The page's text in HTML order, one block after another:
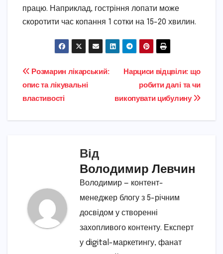
працю. Наприклад, гостріння лопати може
скоротити час копання 1 сотки на 15-20 хвилин.
Навігація
записів
Нарциси відцвіли: що
робити далі та чи
викопувати цибулину
Розмарин лікарський:
опис та лікувальні
властивості
Від
Володимир Левчин
Володимир — контент-
менеджер блогу з 5-річним
досвідом у створенні
захопливого контенту. Експерт
у digital-маркетингу, фанат